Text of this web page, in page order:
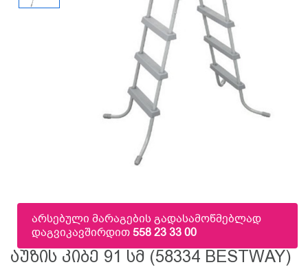
არსებული მარაგების გადასამოწმებლად
დაგვიკავშირდით558 23 33 00
Აუზის Კიბე 91 Სმ (58334 BESTWAY)